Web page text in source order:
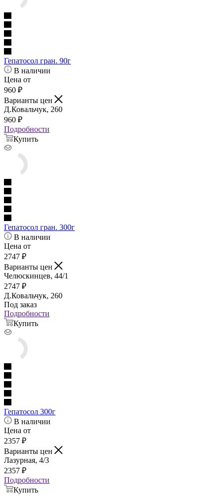
Гепатосол гран. 90г
В наличии
Цена от
960 ₽
Варианты цен
Д.Ковальчук, 260
960 ₽
Подробности
Купить
Гепатосол гран. 300г
В наличии
Цена от
2747 ₽
Варианты цен
Челюскинцев, 44/1
2747 ₽
Д.Ковальчук, 260
Под заказ
Подробности
Купить
Гепатосол 300г
В наличии
Цена от
2357 ₽
Варианты цен
Лазурная, 4/3
2357 ₽
Подробности
Купить